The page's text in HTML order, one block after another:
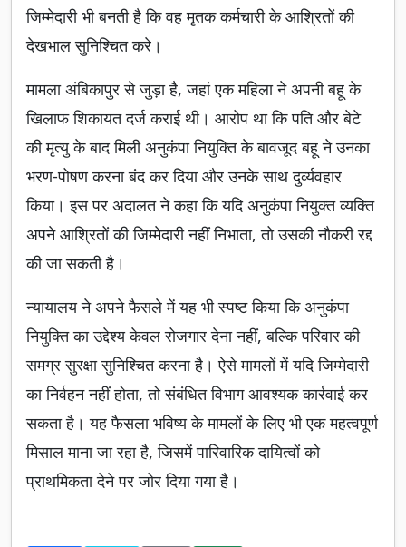
जिम्मेदारी भी बनती है कि वह मृतक कर्मचारी के आश्रितों की
देखभाल सुनिश्चित करे।
मामला अंबिकापुर से जुड़ा है, जहां एक महिला ने अपनी बहू के
खिलाफ शिकायत दर्ज कराई थी। आरोप था कि पति और बेटे
की मृत्यु के बाद मिली अनुकंपा नियुक्ति के बावजूद बहू ने उनका
भरण-पोषण करना बंद कर दिया और उनके साथ दुर्व्यवहार
किया। इस पर अदालत ने कहा कि यदि अनुकंपा नियुक्त व्यक्ति
अपने आश्रितों की जिम्मेदारी नहीं निभाता, तो उसकी नौकरी रद्द
की जा सकती है।
न्यायालय ने अपने फैसले में यह भी स्पष्ट किया कि अनुकंपा
नियुक्ति का उद्देश्य केवल रोजगार देना नहीं, बल्कि परिवार की
समग्र सुरक्षा सुनिश्चित करना है। ऐसे मामलों में यदि जिम्मेदारी
का निर्वहन नहीं होता, तो संबंधित विभाग आवश्यक कार्रवाई कर
सकता है। यह फैसला भविष्य के मामलों के लिए भी एक महत्वपूर्ण
मिसाल माना जा रहा है, जिसमें पारिवारिक दायित्वों को
प्राथमिकता देने पर जोर दिया गया है।